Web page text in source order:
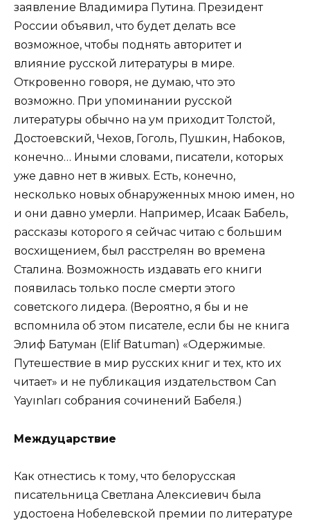
заявление Владимира Путина. Президент
России объявил, что будет делать все
возможное, чтобы поднять авторитет и
влияние русской литературы в мире.
Откровенно говоря, не думаю, что это
возможно. При упоминании русской
литературы обычно на ум приходит Толстой,
Достоевский, Чехов, Гоголь, Пушкин, Набоков,
конечно… Иными словами, писатели, которых
уже давно нет в живых. Есть, конечно,
несколько новых обнаруженных мною имен, но
и они давно умерли. Например, Исаак Бабель,
рассказы которого я сейчас читаю с большим
восхищением, был расстрелян во времена
Сталина. Возможность издавать его книги
появилась только после смерти этого
советского лидера. (Вероятно, я бы и не
вспомнила об этом писателе, если бы не книга
Элиф Батуман (Elif Batuman) «Одержимые.
Путешествие в мир русских книг и тех, кто их
читает» и не публикация издательством Can
Yayınları собрания сочинений Бабеля.)
Междуцарствие
Как отнестись к тому, что белорусская
писательница Светлана Алексиевич была
удостоена Нобелевской премии по литературе